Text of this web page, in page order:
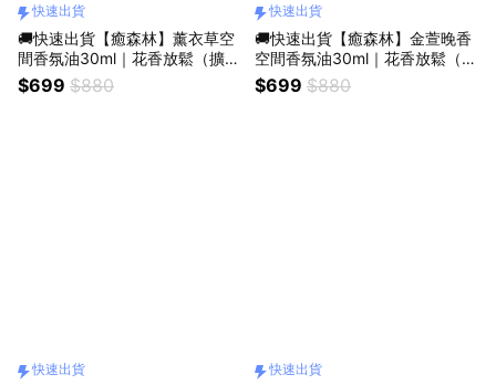
快速出貨
🚚快速出貨【癒森林】薰衣草空
間香氛油30ml｜花香放鬆（擴香
專用／質感香氛／療癒小物／助
眠香氛）
$699 $880
快速出貨
🚚快速出貨【癒森林】金萱晚香
空間香氛油30ml｜花香放鬆（擴
香專用／質感香氛／療癒小物／
夜間香氛）
$699 $880
快速出貨 快速出貨